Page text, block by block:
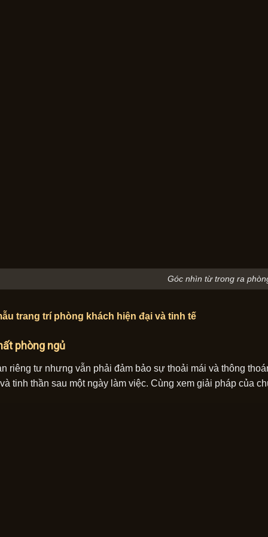
Góc nhìn từ trong ra
trang trí phòng khách hiện đại và tinh tế
phòng ngủ
riêng tư nhưng vẫn phải đảm bảo sự thoải mái và thông
tinh thần sau một ngày làm việc. Cùng xem giải pháp của